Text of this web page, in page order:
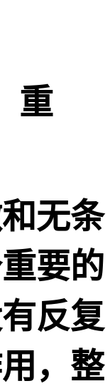
重
无条
要的
反复
，整